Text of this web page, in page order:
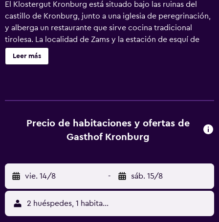
El Klostergut Kronburg está situado bajo las ruinas del
castillo de Kronburg, junto a una iglesia de peregrinación,
y alberga un restaurante que sirve cocina tradicional
tirolesa. La localidad de Zams y la estación de esquí de
Venet están a 10 km. Las habitaciones son de estilo rústico
y cuentan con zona de estar, suelo y muebles de madera y
privado gratuito. La localidad más cercana de Schönwies
está a 3,5 km. La salida Oberinntal de la autopista A12 está
Leer más
Precio de habitaciones y ofertas de
Gasthof Kronburg
vie. 14/8 - sáb. 15/8
2 huéspedes, 1 habitación